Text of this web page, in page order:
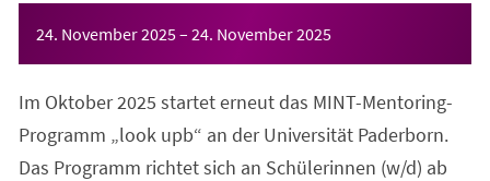
24. November 2025– 24. November 2025
Im Oktober 2025 startet erneut das MINT-Mentoring-
Programm „look upb“ an der Universität Paderborn.
Das Programm richtet sich an Schülerinnen (w/d) ab